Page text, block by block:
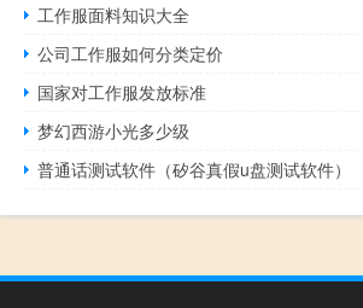
工作服面料知识大全
公司工作服如何分类定价
国家对工作服发放标准
梦幻西游小光多少级
普通话测试软件（矽谷真假u盘测试软件）